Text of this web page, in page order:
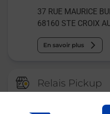
37 RUE MAURICE
68160 STE CROIX
En savoir plus
Relais Pickup
CONSIGNE U